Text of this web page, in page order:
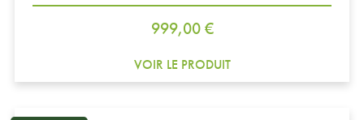
Prix
999,00 €
VOIR LE PRODUIT